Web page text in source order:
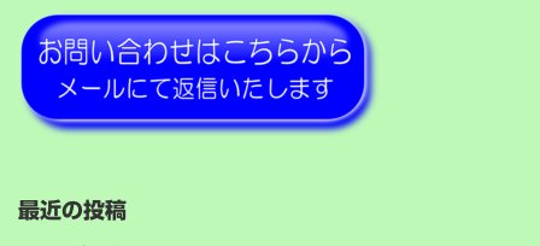
最近の投稿